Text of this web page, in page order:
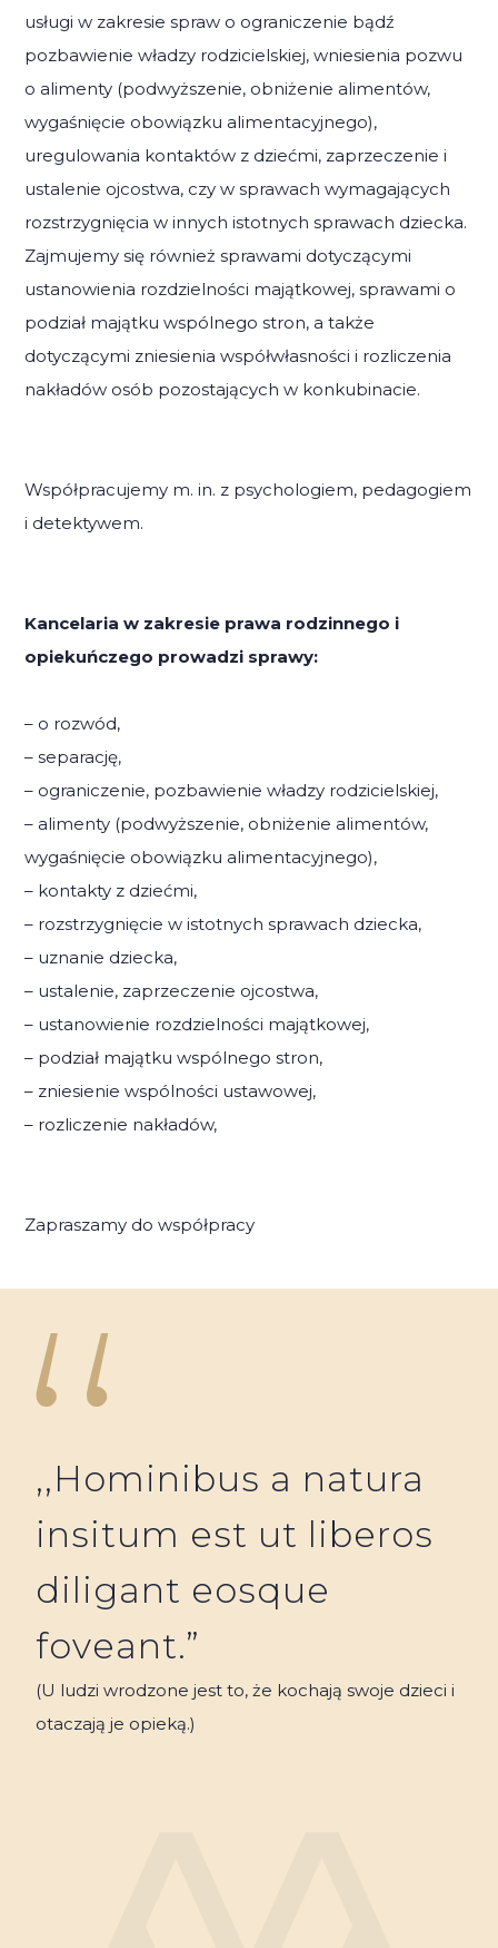
usługi w zakresie spraw o ograniczenie bądź
pozbawienie władzy rodzicielskiej, wniesienia pozwu
o alimenty (podwyższenie, obniżenie alimentów,
wygaśnięcie obowiązku alimentacyjnego),
uregulowania kontaktów z dziećmi, zaprzeczenie i
ustalenie ojcostwa, czy w sprawach wymagających
rozstrzygnięcia w innych istotnych sprawach dziecka.
Zajmujemy się również sprawami dotyczącymi
ustanowienia rozdzielności majątkowej, sprawami o
podział majątku wspólnego stron, a także
dotyczącymi zniesienia współwłasności i rozliczenia
nakładów osób pozostających w konkubinacie.
Współpracujemy m. in. z psychologiem, pedagogiem
i detektywem.
Kancelaria w zakresie prawa rodzinnego i
opiekuńczego prowadzi sprawy:
– o rozwód,
– separację,
– ograniczenie, pozbawienie władzy rodzicielskiej,
– alimenty (podwyższenie, obniżenie alimentów,
wygaśnięcie obowiązku alimentacyjnego),
– kontakty z dziećmi,
– rozstrzygnięcie w istotnych sprawach dziecka,
– uznanie dziecka,
– ustalenie, zaprzeczenie ojcostwa,
– ustanowienie rozdzielności majątkowej,
– podział majątku wspólnego stron,
– zniesienie wspólności ustawowej,
– rozliczenie nakładów,
Zapraszamy do współpracy
,,Hominibus a natura
insitum est ut liberos
diligant eosque
foveant.”
(U ludzi wrodzone jest to, że kochają swoje dzieci i
otaczają je opieką.)